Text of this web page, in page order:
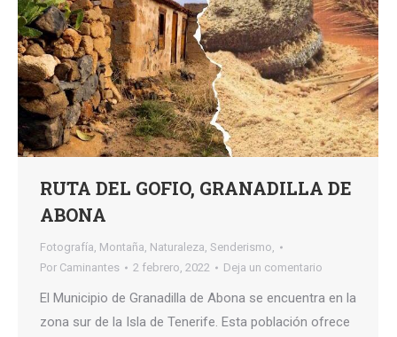
RUTA DEL GOFIO, GRANADILLA DE
ABONA
Fotografía, Montaña, Naturaleza, Senderismo,
Por Caminantes 2 febrero, 2022 Deja un comentario
El Municipio de Granadilla de Abona se encuentra en la
zona sur de la Isla de Tenerife. Esta población ofrece